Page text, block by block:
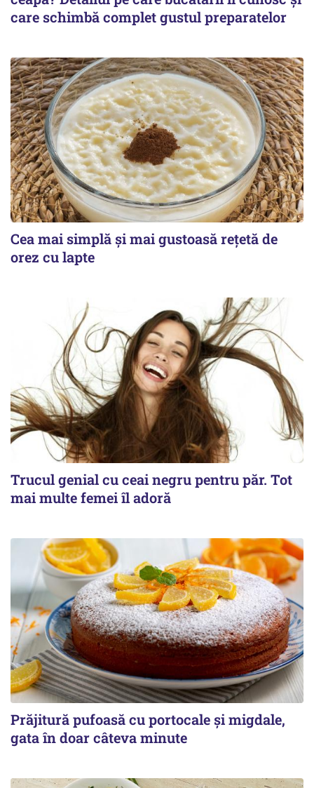
care schimbă complet gustul preparatelor
Cea mai simplă și mai gustoasă rețetă de
orez cu lapte
Trucul genial cu ceai negru pentru păr. Tot
mai multe femei îl adoră
Prăjitură pufoasă cu portocale și migdale,
gata în doar câteva minute